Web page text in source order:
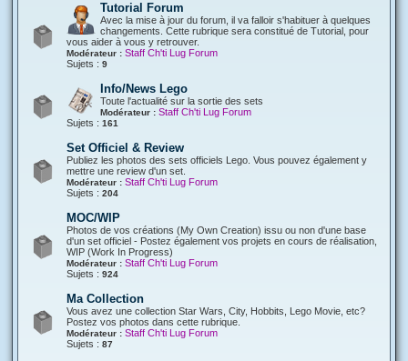
Tutorial Forum
Avec la mise à jour du forum, il va falloir s'habituer à quelques
changements. Cette rubrique sera constitué de Tutorial, pour
vous aider à vous y retrouver.
Modérateur : Staff Ch'ti Lug Forum
Sujets : 9
Info/News Lego
Toute l'actualité sur la sortie des sets
Modérateur : Staff Ch'ti Lug Forum
Sujets : 161
Set Officiel & Review
Publiez les photos des sets officiels Lego. Vous pouvez également y
mettre une review d'un set.
Modérateur : Staff Ch'ti Lug Forum
Sujets : 204
MOC/WIP
Photos de vos créations (My Own Creation) issu ou non d'une base
d'un set officiel - Postez également vos projets en cours de réalisation,
WIP (Work In Progress)
Modérateur : Staff Ch'ti Lug Forum
Sujets : 924
Ma Collection
Vous avez une collection Star Wars, City, Hobbits, Lego Movie, etc?
Postez vos photos dans cette rubrique.
Modérateur : Staff Ch'ti Lug Forum
Sujets : 87